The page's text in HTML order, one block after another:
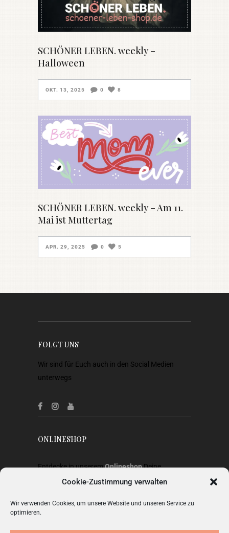
Cookie-Zustimmung verwalten
Wir verwenden Cookies, um unsere Website und unseren Service zu
optimieren.
SCHÖNER LEBEN. weekly –
Halloween
OKT. 13, 2025 0 8
SCHÖNER LEBEN. weekly – Am 11.
Mai ist Muttertag
APR. 29, 2025 0 5
FOLGT UNS
Wir sind für Euch auch in den Social Medien
unterwegs
ONLINESHOP
Entdecke in unseremOnlineshopDeine
Lieblingsstücke aus Heimtextilien, Gardinen,
Mode.